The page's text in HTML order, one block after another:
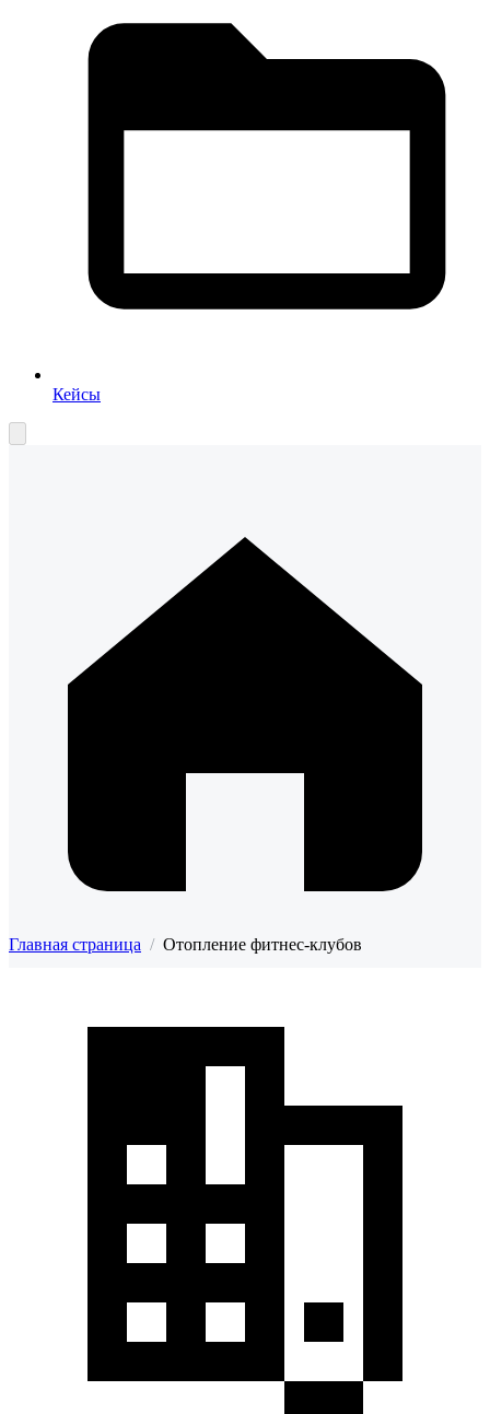
Кейсы
Главная страница / Отопление фитнес-клубов